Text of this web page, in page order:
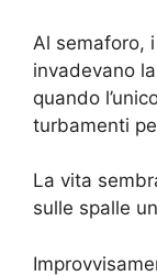
Al semaforo,
invadevano
quando
turbamenti
La vita
sulle spalle